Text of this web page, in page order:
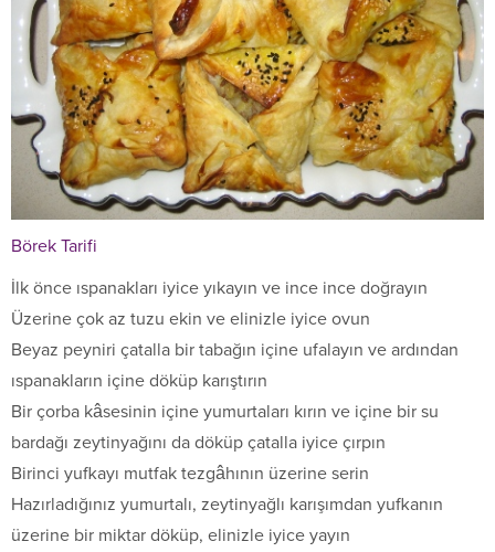
Börek Tarifi
İlk önce ıspanakları iyice yıkayın ve ince ince doğrayın
Üzerine çok az tuzu ekin ve elinizle iyice ovun
Beyaz peyniri çatalla bir tabağın içine ufalayın ve ardından
ıspanakların içine döküp karıştırın
Bir çorba kâsesinin içine yumurtaları kırın ve içine bir su
bardağı zeytinyağını da döküp çatalla iyice çırpın
Birinci yufkayı mutfak tezgâhının üzerine serin
Hazırladığınız yumurtalı, zeytinyağlı karışımdan yufkanın
üzerine bir miktar döküp, elinizle iyice yayın